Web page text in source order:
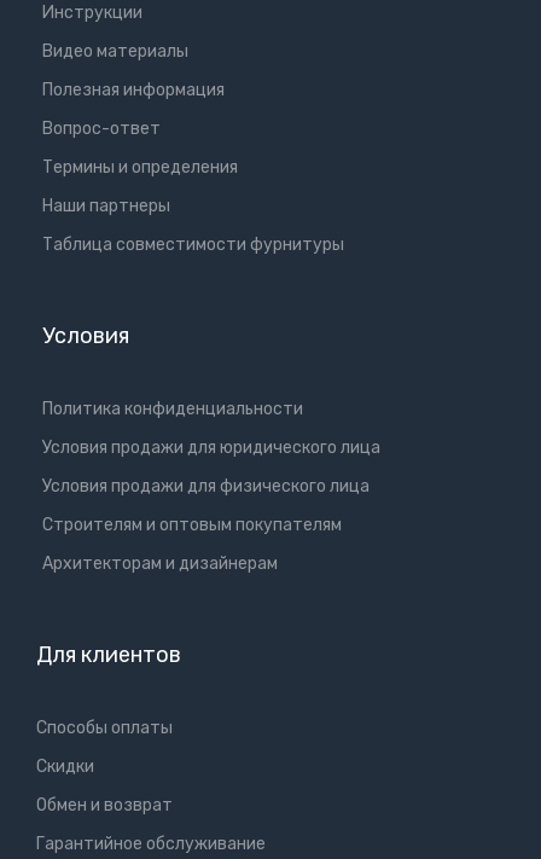
Инструкции
Видео материалы
Полезная информация
Вопрос-ответ
Термины и определения
Наши партнеры
Таблица совместимости фурнитуры
Условия
Политика конфиденциальности
Условия продажи для юридического лица
Условия продажи для физического лица
Cтроителям и оптовым покупателям
Aрхитекторам и дизайнерам
Для клиентов
Способы оплаты
Скидки
Обмен и возврат
Гарантийное обслуживание